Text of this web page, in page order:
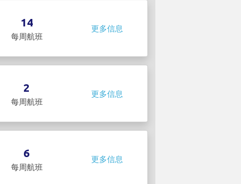
14
每周航班
更多信息
2
每周航班
更多信息
6
每周航班
更多信息